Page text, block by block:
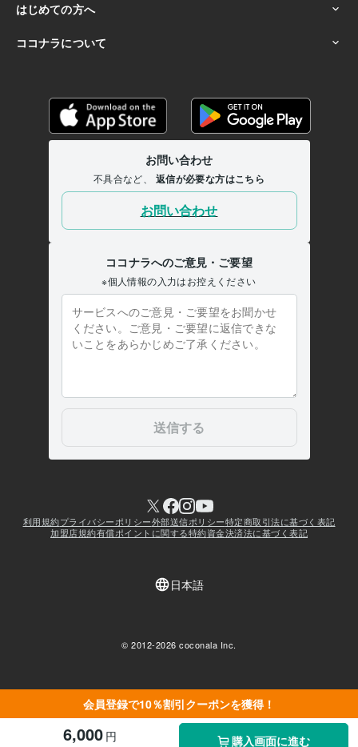
会員登録で10％割引クーポンを獲得！
6,000 円 購入画面に進む